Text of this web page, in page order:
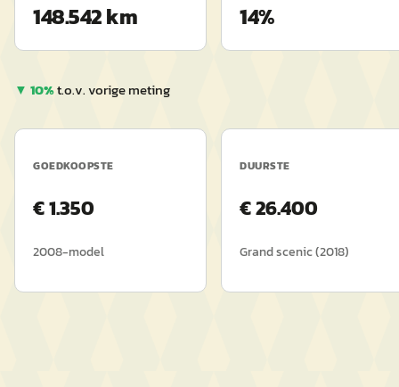
148.542 km 14%
▼ 10%t.o.v. vorige meting
GOEDKOOPSTE
€1.350
2008-model
DUURSTE
€26.400
Grand scenic(2018)